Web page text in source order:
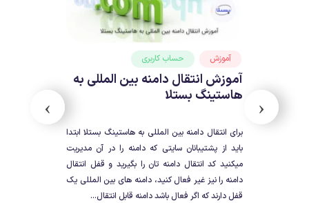
https://tutorial.bestla.net/
آموزش حساب کاربری
آموزش انتقال دامنه بین المللی به
هاستینگ بستلا
برای انتقال دامنه بین المللی به هاستینگ بستلا ابتدا
باید از پشتیبانان سایتی که دامنه را در آن مدیریت
میکنید کد انتقال دامنه تان را بگیرید و قفل انتقال
دامنه را نیز غیر فعال کنید، دامنه های بین المللی یک
قفل دارند که اگر فعال باشد دامنه قابل انتقال...
‹
›